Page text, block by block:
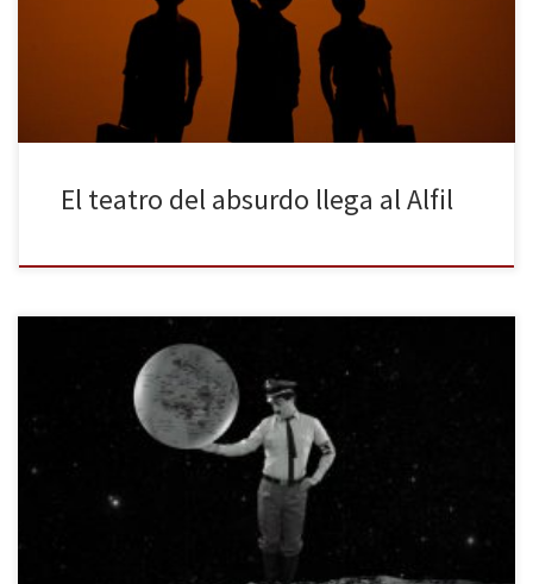
hasta el día 26 de junio. Es importante señalar que esta
representación no se parece […]
El teatro del absurdo llega al Alfil
La compañía teatral Teatro del Barro homenajea todos los
domingos en el Teatro Alfil la figura icónica del cómico Charles
Chaplin. ‘Chaplin XXL’ trata de rememorar a los espectadores los
mejores momentos del actor y humorista que moldeó una forma
distinta de hacer cine. La magia del cine mudo vuelve […]